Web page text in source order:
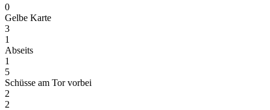
0
Gelbe Karte
3
1
Abseits
1
5
Schüsse am Tor vorbei
2
2